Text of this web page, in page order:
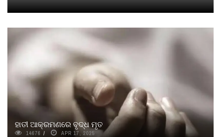
ହାତୀ ଆକ୍ରମଣରେ ବୃଦ୍ଧ ମୃତ
14676 APR 17, 2025